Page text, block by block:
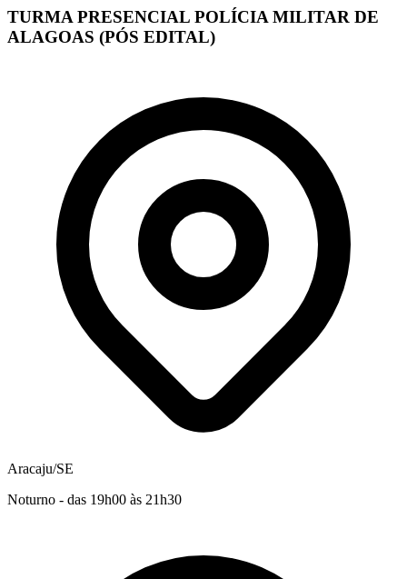
TURMA PRESENCIAL POLÍCIA MILITAR DE
ALAGOAS (PÓS EDITAL)
Aracaju/SE
Noturno - das 19h00 às 21h30